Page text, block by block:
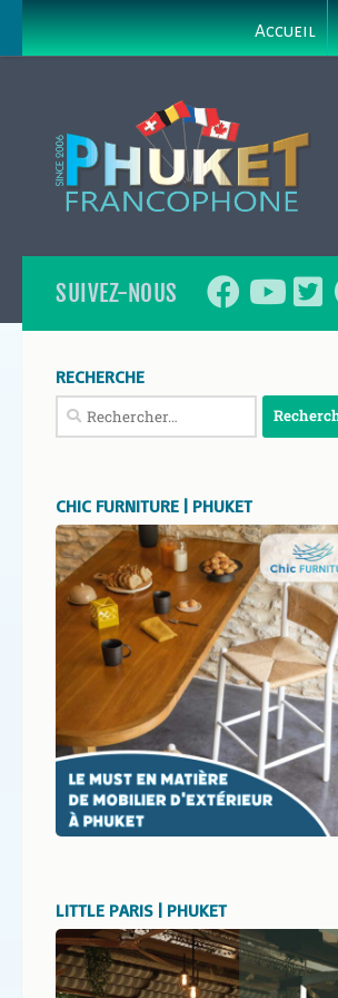
Accueil
SUIVEZ-NOUS
RECHERCHE
Rechercher :
CHIC FURNITURE | PHUKET
LITTLE PARIS | PHUKET